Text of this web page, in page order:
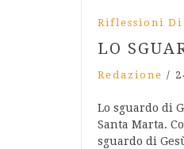
Riflessioni Di
LO
Redazione /
Lo sguardo di
Santa Marta.
sguardo di